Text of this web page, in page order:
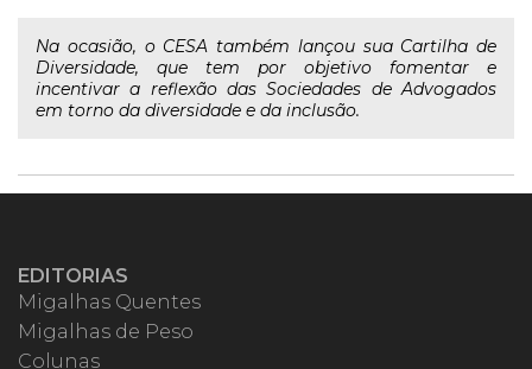
Na ocasião, o CESA também lançou sua Cartilha de
Diversidade, que tem por objetivo fomentar e
incentivar a reflexão das Sociedades de Advogados
em torno da diversidade e da inclusão.
EDITORIAS
Migalhas Quentes
Migalhas de Peso
Colunas